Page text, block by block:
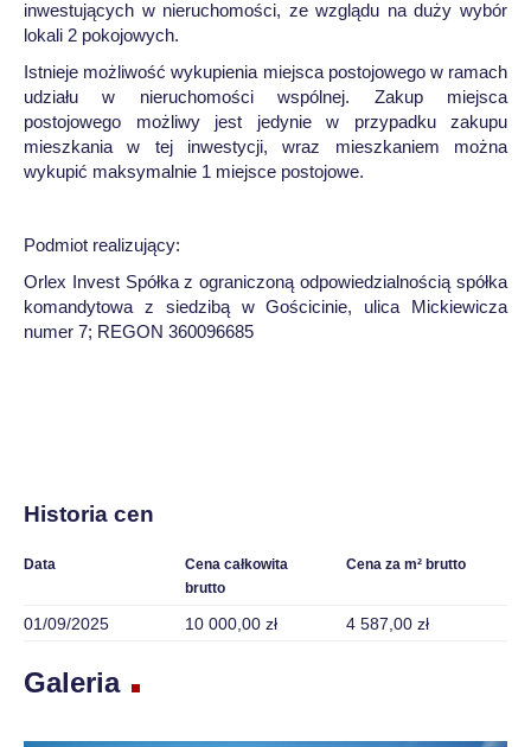
inwestujących w nieruchomości, ze wzglądu na duży wybór
lokali 2 pokojowych.
Istnieje możliwość wykupienia miejsca postojowego w ramach
udziału w nieruchomości wspólnej. Zakup miejsca
postojowego możliwy jest jedynie w przypadku zakupu
mieszkania w tej inwestycji, wraz mieszkaniem można
wykupić maksymalnie 1 miejsce postojowe.
Podmiot realizujący:
Orlex Invest Spółka z ograniczoną odpowiedzialnością spółka
komandytowa z siedzibą w Gościcinie, ulica Mickiewicza
numer 7; REGON 360096685
Historia cen
Data
Cena całkowita
brutto
Cena za m² brutto
01/09/2025 10 000,00 zł 4 587,00 zł
Galeria